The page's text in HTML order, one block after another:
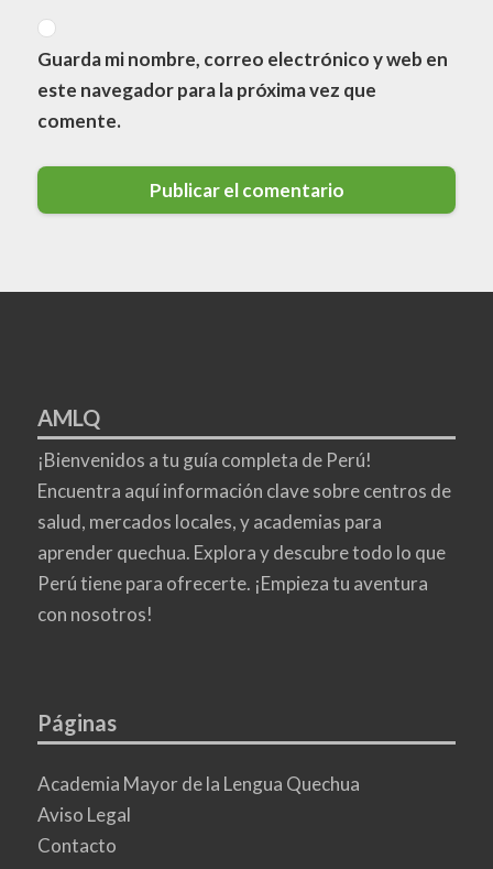
Guarda mi nombre, correo electrónico y web en
este navegador para la próxima vez que
comente.
AMLQ
¡Bienvenidos a tu guía completa de Perú!
Encuentra aquí información clave sobre centros de
salud, mercados locales, y academias para
aprender quechua. Explora y descubre todo lo que
Perú tiene para ofrecerte. ¡Empieza tu aventura
con nosotros!
Páginas
Academia Mayor de la Lengua Quechua
Aviso Legal
Contacto